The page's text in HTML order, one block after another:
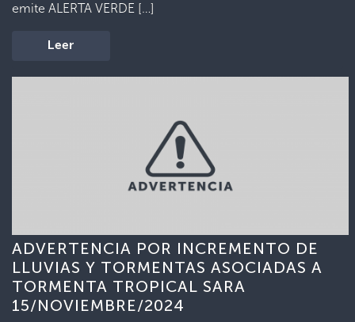
emite ALERTA VERDE […]
Leer
ADVERTENCIA POR INCREMENTO DE
LLUVIAS Y TORMENTAS ASOCIADAS A
TORMENTA TROPICAL SARA
15/NOVIEMBRE/2024